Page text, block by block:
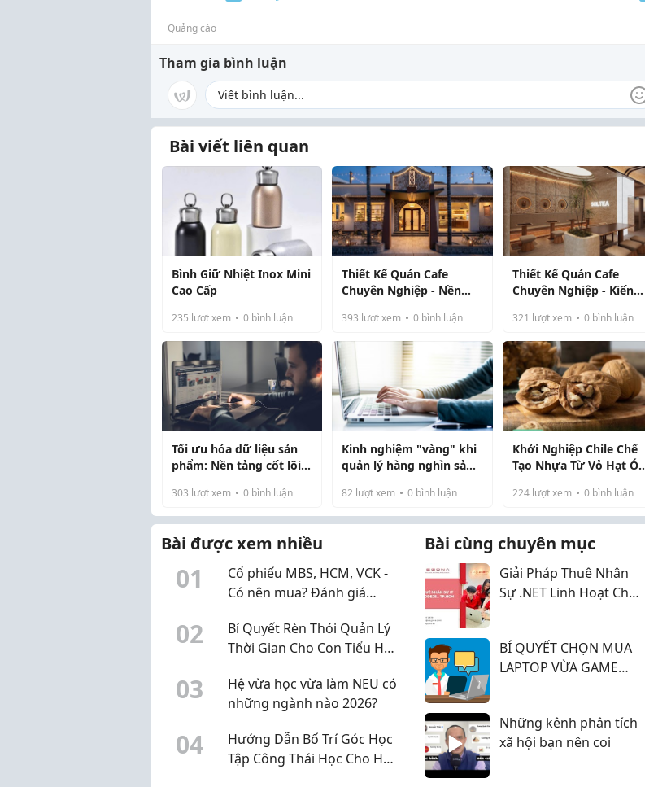
Quảng cáo
Tham gia bình luận
Bài viết liên quan
Bình Giữ Nhiệt Inox Mini
Cao Cấp
235 lượt xem 0 bình luận
Thiết Kế Quán Cafe
Chuyên Nghiệp - Nền
Gian Kinh Doanh Khác
Biệt
393 lượt xem 0 bình luận
Thiết Kế Quán Cafe
Chuyên Nghiệp - Kiến
Biệt, Gia Tăng Giá Trị
Kinh Doanh
321 lượt xem 0bình luận
Tối ưu hóa dữ liệu sản
phẩm: Nền tảng cốt lõi
mại điện tử thành công
303 lượt xem 0 bình luận
Kinh nghiệm "vàng" khi
quản lý hàng nghìn sản
82 lượt xem 0 bình luận
Khởi Nghiệp Chile Chế
Tạo Nhựa Từ Vỏ Hạt Óc
224lượt xem 0bình luận
Bài được xem nhiều
01
Cổ phiếu MBS, HCM, VCK -
Có nên mua? Đánh giá
lợi nhuận quý 3 năm 2026
02
Bí Quyết Rèn Thói Quản Lý
Thời Gian Cho Con Tiểu Học
03
Hệ vừa học vừa làm NEU có
những ngành nào 2026?
04
Hướng Dẫn Bố Trí Góc Học
Tập Công Thái Học Cho Học
Bài cùng chuyên mục
Giải Pháp Thuê Nhân
Sự .NET Linh Hoạt Cho
BÍ QUYẾT CHỌN MUA
LAPTOP VỪA GAME
Những kênh phân tích
xã hội bạn nên coi